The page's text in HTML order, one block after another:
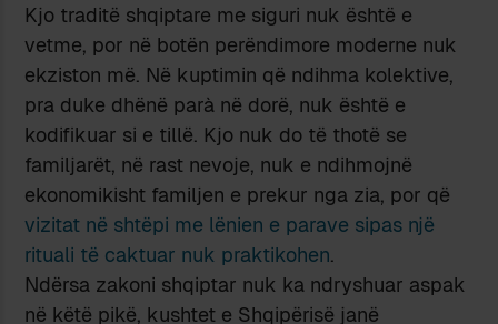
Kjo traditë shqiptare me siguri nuk është e
vetme, por në botën perëndimore moderne nuk
ekziston më. Në kuptimin që ndihma kolektive,
pra duke dhënë parà në dorë, nuk është e
kodifikuar si e tillë. Kjo nuk do të thotë se
familjarët, në rast nevoje, nuk e ndihmojnë
ekonomikisht familjen e prekur nga zia, por që
vizitat në shtëpi me lënien e parave sipas një
rituali të caktuar nuk praktikohen.
Ndërsa zakoni shqiptar nuk ka ndryshuar aspak
në këtë pikë, kushtet e Shqipërisë janë